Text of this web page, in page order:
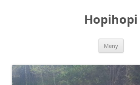
Hopihopi
Meny